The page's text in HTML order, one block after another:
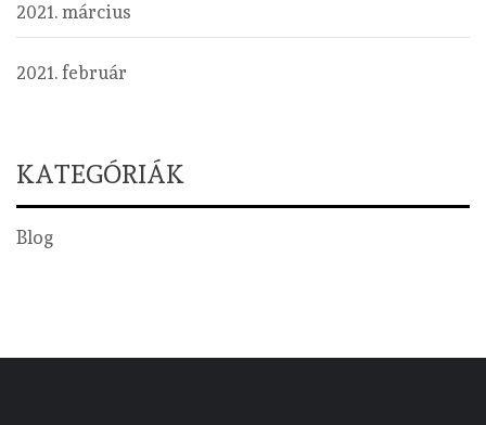
2021. március
2021. február
KATEGÓRIÁK
Blog